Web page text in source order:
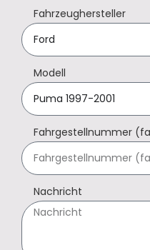
Fahrzeughersteller
Modell
Fahrgestellnummer
Nachricht